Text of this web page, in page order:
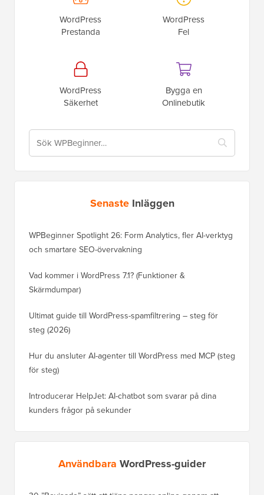
WordPress
Prestanda
WordPress
Fel
WordPress
Säkerhet
Bygga en
Onlinebutik
Senaste Inläggen
WPBeginner Spotlight 26: Form Analytics, fler AI-verktyg
och smartare SEO-övervakning
Vad kommer i WordPress 7.1? (Funktioner &
Skärmdumpar)
Ultimat guide till WordPress-spamfiltrering – steg för
steg (2026)
Hur du ansluter AI-agenter till WordPress med MCP (steg
för steg)
Introducerar HelpJet: AI-chatbot som svarar på dina
kunders frågor på sekunder
Användbara WordPress-guider